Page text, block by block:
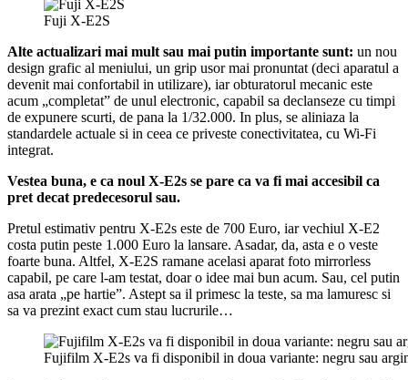
Fuji X-E2S
Alte actualizari mai mult sau mai putin importante sunt: un nou
design grafic al meniului, un grip usor mai pronuntat (deci aparatul a
devenit mai confortabil in utilizare), iar obturatorul mecanic este
acum „completat” de unul electronic, capabil sa declanseze cu timpi
de expunere scurti, de pana la 1/32.000. In plus, se aliniaza la
standardele actuale si in ceea ce priveste conectivitatea, cu Wi-Fi
integrat.
Vestea buna, e ca noul X-E2s se pare ca va fi mai accesibil ca
pret decat predecesorul sau.
Pretul estimativ pentru X-E2s este de 700 Euro, iar vechiul X-E2
costa putin peste 1.000 Euro la lansare. Asadar, da, asta e o veste
foarte buna. Altfel, X-E2S ramane acelasi aparat foto mirrorless
capabil, pe care l-am testat, doar o idee mai bun acum. Sau, cel putin
asa arata „pe hartie”. Astept sa il primesc la teste, sa ma lamuresc si
sa va prezint exact cum stau lucrurile…
Fujifilm X-E2s va fi disponibil in doua variante: negru sau